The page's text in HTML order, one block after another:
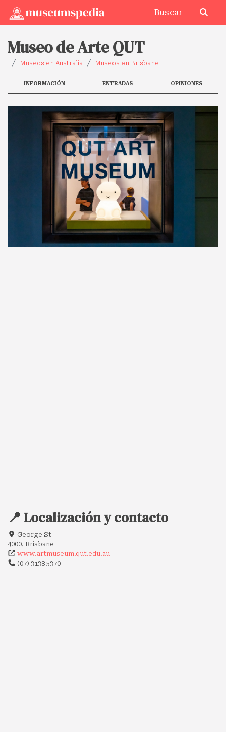
Museo de Arte QUT
Museos en Australia Museos en Brisbane
INFORMACIÓN ENTRADAS OPINIONES
📍 Localización y contacto
George St
4000, Brisbane
www.artmuseum.qut.edu.au
(07) 3138 5370